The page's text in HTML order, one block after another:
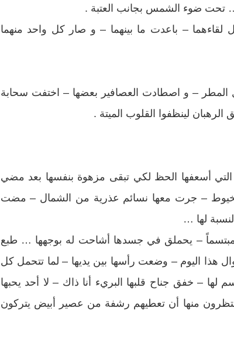
تحت ضوء الشمس بجانب العتبة .
لقاءهما – باعدت ما بينهما – و صار كل واحد منهما
المطر – و اصطادت العصافير بعضها – اختفت سحابة
لينظفوا القلوب الميتة .
أسعفها الحظ لكي تبقى مزهوة بنفسها بعد مضي
– جرت معها نسائم عذرية من الشمال – مضت
لها …
مبتسماً – يحملق في جسدها أشاحت له بوجهها … طبع
هذا اليوم – وضعت رأسها بين يديها – لما تتحمل كل
لها – خفق جناح قلبها البريء أنا ذاك – لا أحد يحبها
ينتظرون منها أن تعطيهم رشفة من عصير أبيض يتركون